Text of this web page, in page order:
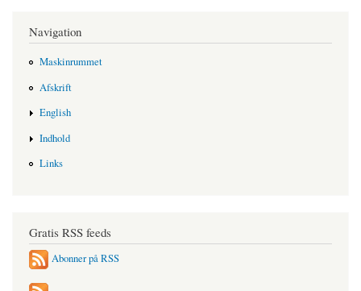
Navigation
Maskinrummet
Afskrift
English
Indhold
Links
Gratis RSS feeds
Abonner på RSS